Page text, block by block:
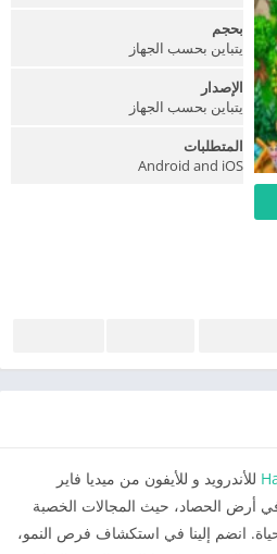
بحجم
يتباين بحسب الجهاز
الإصدار
يتباين بحسب الجهاز
المتطلبات
Android and iOS
للأندرويد و للأيفون من ميديا فاير
في أرض الحصاد، حيث المجالات الخصبة
انضم إلينا في استكشاف فرص النمو،